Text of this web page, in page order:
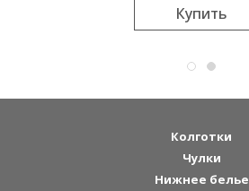
Купить
Колготки
Чулки
Нижнее белье